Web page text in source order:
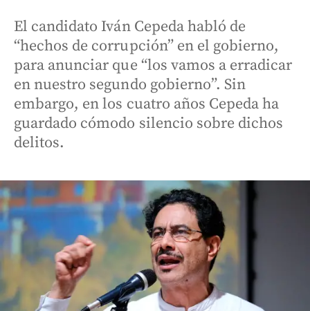
El candidato Iván Cepeda habló de
“hechos de corrupción” en el gobierno,
para anunciar que “los vamos a erradicar
en nuestro segundo gobierno”. Sin
embargo, en los cuatro años Cepeda ha
guardado cómodo silencio sobre dichos
delitos.